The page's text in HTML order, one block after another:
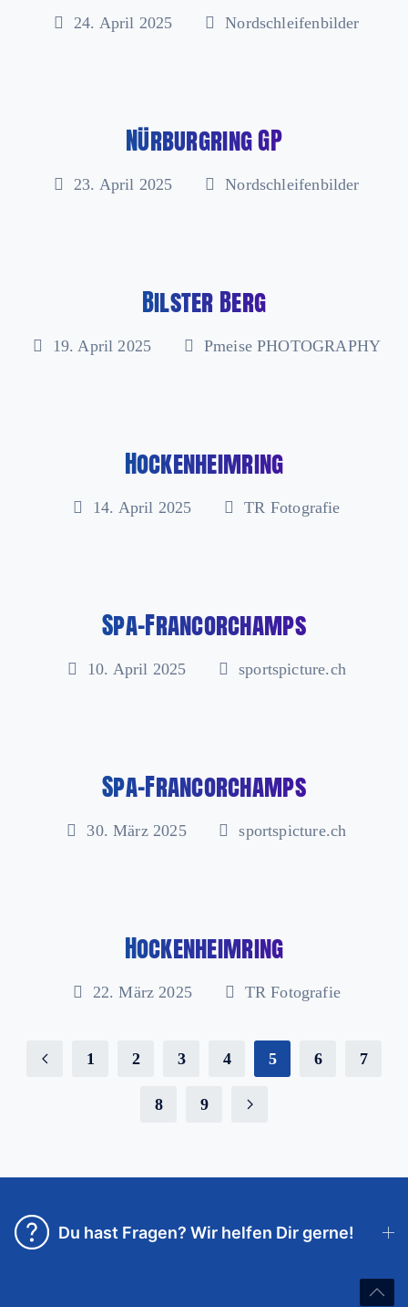
24. April 2025 Nordschleifenbilder
Nürburgring GP
23. April 2025 Nordschleifenbilder
Bilster Berg
19. April 2025 Pmeise PHOTOGRAPHY
Hockenheimring
14. April 2025 TR Fotografie
Spa-Francorchamps
10. April 2025 sportspicture.ch
Spa-Francorchamps
30. März 2025 sportspicture.ch
Hockenheimring
22. März 2025 TR Fotografie
1 2 3 4 5 6 7
8 9
Du hast Fragen? Wir helfen Dir gerne!